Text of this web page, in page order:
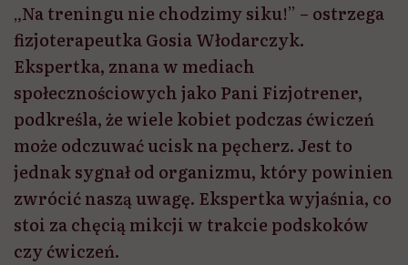
„Na treningu nie chodzimy siku!” – ostrzega
fizjoterapeutka Gosia Włodarczyk.
Ekspertka, znana w mediach
społecznościowych jako Pani Fizjotrener,
podkreśla, że wiele kobiet podczas ćwiczeń
może odczuwać ucisk na pęcherz. Jest to
jednak sygnał od organizmu, który powinien
zwrócić naszą uwagę. Ekspertka wyjaśnia, co
stoi za chęcią mikcji w trakcie podskoków
czy ćwiczeń.